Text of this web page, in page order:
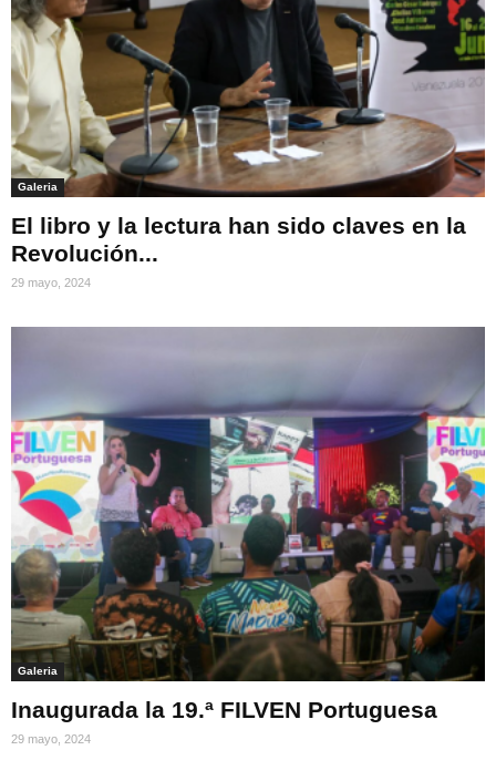
Galeria
El libro y la lectura han sido claves en la
Revolución...
29 mayo, 2024
Galeria
Inaugurada la 19.ª FILVEN Portuguesa
29 mayo, 2024